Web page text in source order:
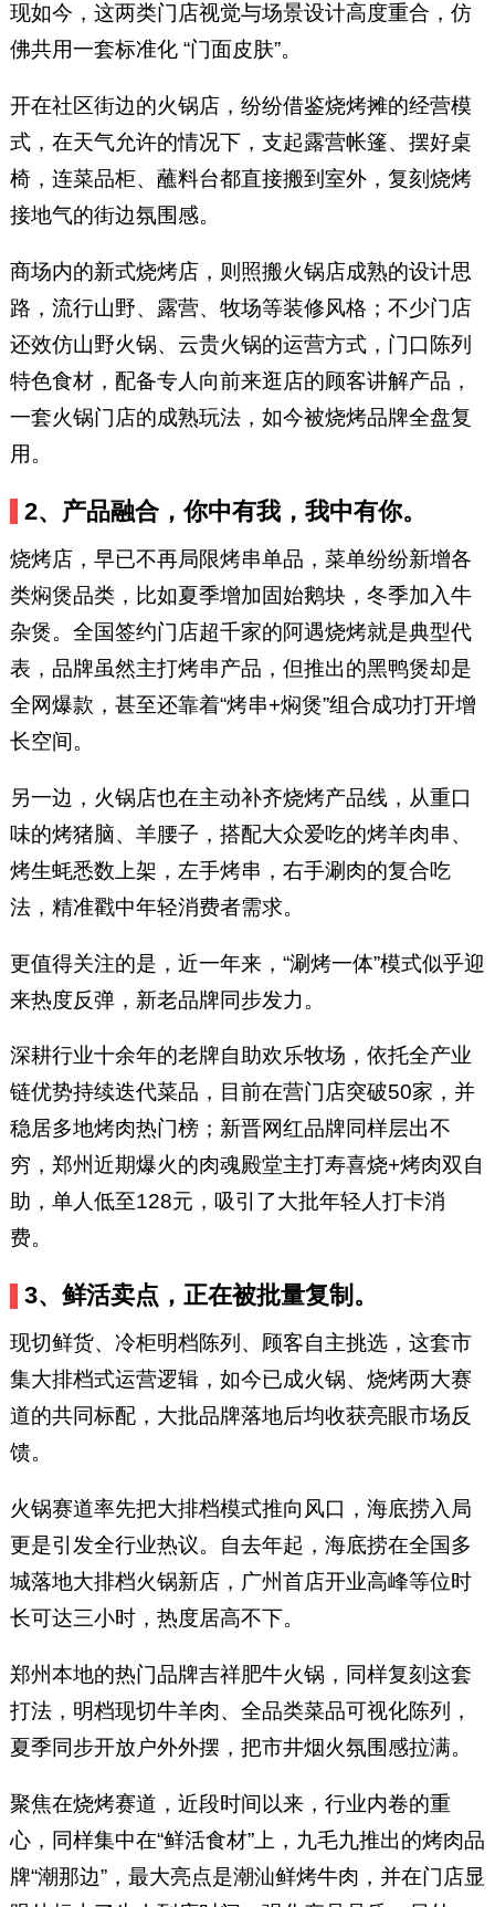
现如今，这两类门店视觉与场景设计高度重合，仿
佛共用一套标准化 “门面皮肤”。
开在社区街边的火锅店，纷纷借鉴烧烤摊的经营模
式，在天气允许的情况下，支起露营帐篷、摆好桌
椅，连菜品柜、蘸料台都直接搬到室外，复刻烧烤
接地气的街边氛围感。
商场内的新式烧烤店，则照搬火锅店成熟的设计思
路，流行山野、露营、牧场等装修风格；不少门店
还效仿山野火锅、云贵火锅的运营方式，门口陈列
特色食材，配备专人向前来逛店的顾客讲解产品，
一套火锅门店的成熟玩法，如今被烧烤品牌全盘复
用。
2、产品融合，你中有我，我中有你。
烧烤店，早已不再局限烤串单品，菜单纷纷新增各
类焖煲品类，比如夏季增加固始鹅块，冬季加入牛
杂煲。全国签约门店超千家的阿遇烧烤就是典型代
表，品牌虽然主打烤串产品，但推出的黑鸭煲却是
全网爆款，甚至还靠着“烤串+焖煲”组合成功打开增
长空间。
另一边，火锅店也在主动补齐烧烤产品线，从重口
味的烤猪脑、羊腰子，搭配大众爱吃的烤羊肉串、
烤生蚝悉数上架，左手烤串，右手涮肉的复合吃
法，精准戳中年轻消费者需求。
更值得关注的是，近一年来，“涮烤一体”模式似乎迎
来热度反弹，新老品牌同步发力。
深耕行业十余年的老牌自助欢乐牧场，依托全产业
链优势持续迭代菜品，目前在营门店突破50家，并
稳居多地烤肉热门榜；新晋网红品牌同样层出不
穷，郑州近期爆火的肉魂殿堂主打寿喜烧+烤肉双自
助，单人低至128元，吸引了大批年轻人打卡消
费。
3、鲜活卖点，正在被批量复制。
现切鲜货、冷柜明档陈列、顾客自主挑选，这套市
集大排档式运营逻辑，如今已成火锅、烧烤两大赛
道的共同标配，大批品牌落地后均收获亮眼市场反
馈。
火锅赛道率先把大排档模式推向风口，海底捞入局
更是引发全行业热议。自去年起，海底捞在全国多
城落地大排档火锅新店，广州首店开业高峰等位时
长可达三小时，热度居高不下。
郑州本地的热门品牌吉祥肥牛火锅，同样复刻这套
打法，明档现切牛羊肉、全品类菜品可视化陈列，
夏季同步开放户外外摆，把市井烟火氛围感拉满。
聚焦在烧烤赛道，近段时间以来，行业内卷的重
心，同样集中在“鲜活食材”上，九毛九推出的烤肉品
牌“潮那边”，最大亮点是潮汕鲜烤牛肉，并在门店显